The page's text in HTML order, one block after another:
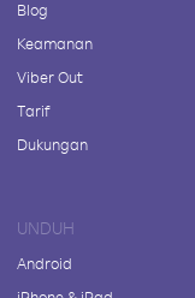
Blog
Keamanan
Viber Out
Tarif
Dukungan
UNDUH
Android